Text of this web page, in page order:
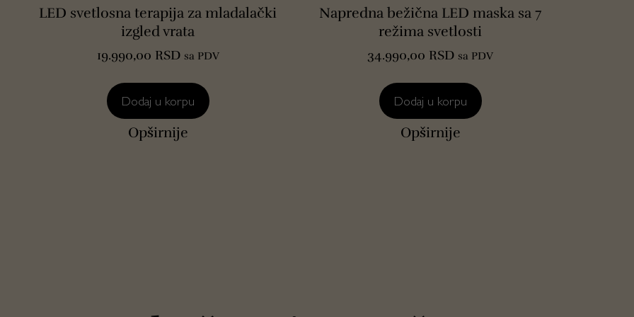
LED svetlosna terapija za mladalački
izgled vrata
19.990,00 RSD sa PDV
Dodaj u korpu
Opširnije
Napredna bežična LED maska sa 7
režima svetlosti
34.990,00 RSD sa PDV
Dodaj u korpu
Opširnije